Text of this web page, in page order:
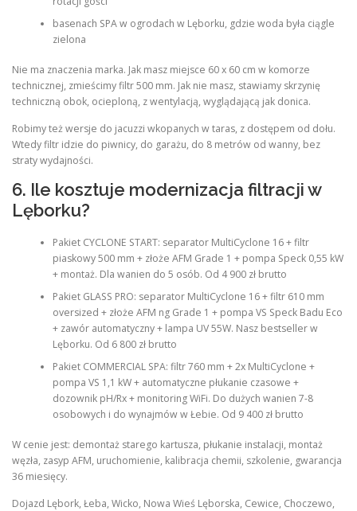
basenach SPA w ogrodach w Lęborku, gdzie woda była ciągle
zielona
Nie ma znaczenia marka. Jak masz miejsce 60 x 60 cm w komorze
technicznej, zmieścimy filtr 500 mm. Jak nie masz, stawiamy skrzynię
techniczną obok, ocieploną, z wentylacją, wyglądającą jak donica.
Robimy też wersje do jacuzzi wkopanych w taras, z dostępem od dołu.
Wtedy filtr idzie do piwnicy, do garażu, do 8 metrów od wanny, bez
straty wydajności.
6. Ile kosztuje modernizacja filtracji w
Lęborku?
Pakiet CYCLONE START: separator MultiCyclone 16 + filtr
piaskowy 500 mm + złoże AFM Grade 1 + pompa Speck 0,55 kW
+ montaż. Dla wanien do 5 osób. Od 4 900 zł brutto
Pakiet GLASS PRO: separator MultiCyclone 16 + filtr 610 mm
oversized + złoże AFM ng Grade 1 + pompa VS Speck Badu Eco
+ zawór automatyczny + lampa UV 55W. Nasz bestseller w
Lęborku. Od 6 800 zł brutto
Pakiet COMMERCIAL SPA: filtr 760 mm + 2x MultiCyclone +
pompa VS 1,1 kW + automatyczne płukanie czasowe +
dozownik pH/Rx + monitoring WiFi. Do dużych wanien 7-8
osobowych i do wynajmów w Łebie. Od 9 400 zł brutto
W cenie jest: demontaż starego kartusza, płukanie instalacji, montaż
węzła, zasyp AFM, uruchomienie, kalibracja chemii, szkolenie, gwarancja
36 miesięcy.
Dojazd Lębork, Łeba, Wicko, Nowa Wieś Lęborska, Cewice, Choczewo,